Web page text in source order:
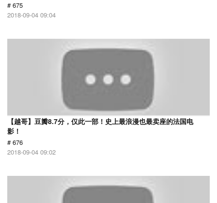
# 675
2018-09-04 09:04
【越哥】豆瓣8.7分，仅此一部！史上最浪漫也最卖座的法国电
影！
# 676
2018-09-04 09:02